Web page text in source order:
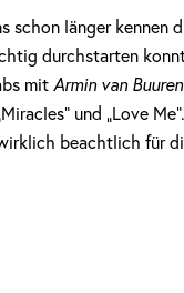
schon länger kennen
durchstarten
mit Armin van Buuren
und „Love
beachtlich für